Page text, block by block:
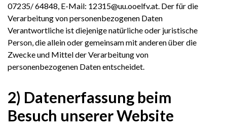
07235/ 64848, E-Mail: 12315@uu.ooelfv.at. Der für die
Verarbeitung von personenbezogenen Daten
Verantwortliche ist diejenige natürliche oder juristische
Person, die allein oder gemeinsam mit anderen über die
Zwecke und Mittel der Verarbeitung von
personenbezogenen Daten entscheidet.
2) Datenerfassung beim
Besuch unserer Website